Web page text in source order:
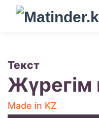
Текст
Жүрегім
Made in KZ